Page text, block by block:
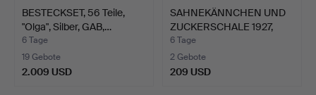
BESTECKSET, 56 Teile,
"Olga", Silber, GAB,…
6 Tage
19 Gebote
2.009 USD
SAHNEKÄNNCHEN UND
ZUCKERSCHALE 1927,
Silbe…
6 Tage
2 Gebote
209 USD